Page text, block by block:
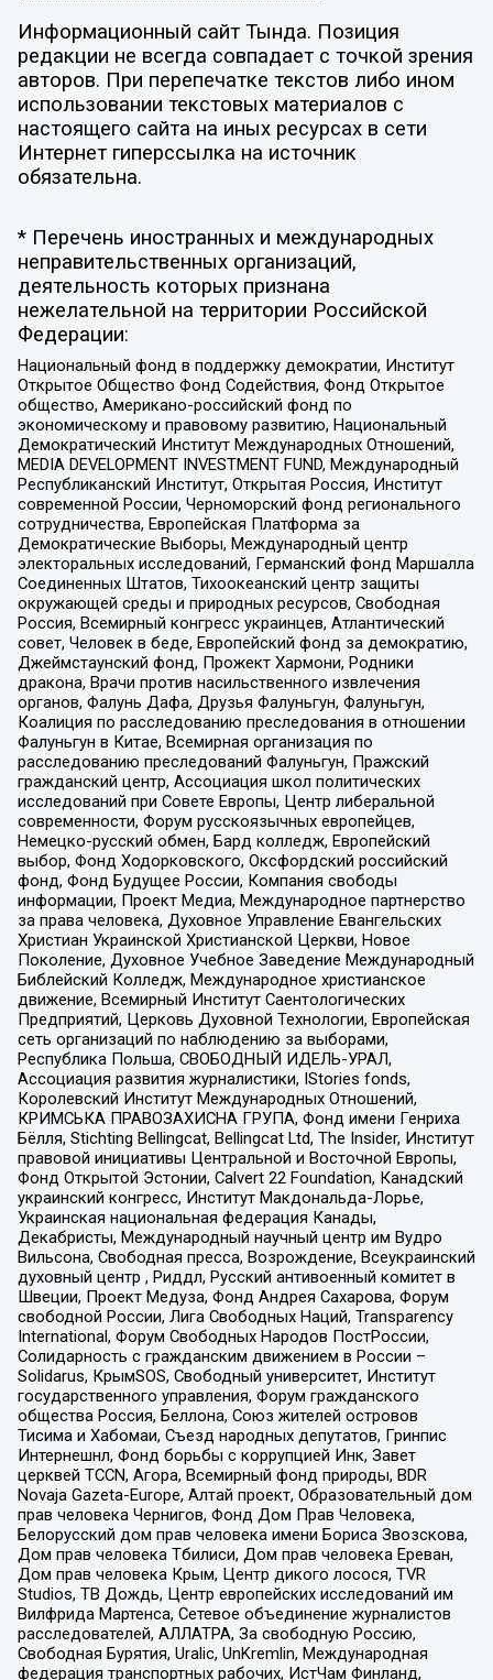
Информационный сайт Тында. Позиция
редакции не всегда совпадает с точкой зрения
авторов. При перепечатке текстов либо ином
использовании текстовых материалов с
настоящего сайта на иных ресурсах в сети
Интернет гиперссылка на источник
обязательна.
* Перечень иностранных и международных
неправительственных организаций,
деятельность которых признана
нежелательной на территории Российской
Федерации:
Национальный фонд в поддержку демократии, Институт
Открытое Общество Фонд Содействия, Фонд Открытое
общество, Американо-российский фонд по
экономическому и правовому развитию, Национальный
Демократический Институт Международных Отношений,
MEDIA DEVELOPMENT INVESTMENT FUND, Международный
Республиканский Институт, Открытая Россия, Институт
современной России, Черноморский фонд регионального
сотрудничества, Европейская Платформа за
Демократические Выборы, Международный центр
электоральных исследований, Германский фонд Маршалла
Соединенных Штатов, Тихоокеанский центр защиты
окружающей среды и природных ресурсов, Свободная
Россия, Всемирный конгресс украинцев, Атлантический
совет, Человек в беде, Европейский фонд за демократию,
Джеймстаунский фонд, Прожект Хармони, Родники
дракона, Врачи против насильственного извлечения
органов, Фалунь Дафа, Друзья Фалуньгун, Фалуньгун,
Коалиция по расследованию преследования в отношении
Фалуньгун в Китае, Всемирная организация по
расследованию преследований Фалуньгун, Пражский
гражданский центр, Ассоциация школ политических
исследований при Совете Европы, Центр либеральной
современности, Форум русскоязычных европейцев,
Немецко-русский обмен, Бард колледж, Европейский
выбор, Фонд Ходорковского, Оксфордский российский
фонд, Фонд Будущее России, Компания свободы
информации, Проект Медиа, Международное партнерство
за права человека, Духовное Управление Евангельских
Христиан Украинской Христианской Церкви, Новое
Поколение, Духовное Учебное Заведение Международный
Библейский Колледж, Международное христианское
движение, Всемирный Институт Саентологических
Предприятий, Церковь Духовной Технологии, Европейская
сеть организаций по наблюдению за выборами,
Республика Польша, СВОБОДНЫЙ ИДЕЛЬ-УРАЛ,
Ассоциация развития журналистики, IStories fonds,
Королевский Институт Международных Отношений,
КРИМСЬКА ПРАВОЗАХИСНА ГРУПА, Фонд имени Генриха
Бёлля, Stichting Bellingcat, Bellingcat Ltd, The Insider, Институт
правовой инициативы Центральной и Восточной Европы,
Фонд Открытой Эстонии, Calvert 22 Foundation, Канадский
украинский конгресс, Институт Макдональда-Лорье,
Украинская национальная федерация Канады,
Декабристы, Международный научный центр им Вудро
Вильсона, Свободная пресса, Возрождение, Всеукраинский
духовный центр , Риддл, Русский антивоенный комитет в
Швеции, Проект Медуза, Фонд Андрея Сахарова, Форум
свободной России, Лига Свободных Наций, Transparеncy
International, Форум Свободных Народов ПостРоссии,
Солидарность с гражданским движением в России –
Solidarus, КрымSOS, Свободный университет, Институт
государственного управления, Форум гражданского
общества Россия, Беллона, Союз жителей островов
Тисима и Хабомаи, Съезд народных депутатов, Гринпис
Интернешнл, Фонд борьбы с коррупцией Инк, Завет
церквей TCCN, Агора, Всемирный фонд природы, BDR
Novaja Gazeta-Europe, Алтай проект, Образовательный дом
прав человека Чернигов, Фонд Дом Прав Человека,
Белорусский дом прав человека имени Бориса Звозскова,
Дом прав человека Тбилиси, Дом прав человека Ереван,
Дом прав человека Крым, Центр дикого лосося, TVR
Studios, ТВ Дождь, Центр европейских исследований им
Вилфрида Мартенса, Сетевое объединение журналистов
расследователей, АЛЛАТРА, За свободную Россию,
Свободная Бурятия, Uralic, UnKremlin, Международная
федерация транспортных рабочих, ИстЧам Финланд,